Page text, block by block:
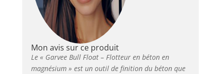
Mon avis sur ce produit
Le « Garvee Bull Float – Flotteur en béton en
magnésium » est un outil de finition du béton que